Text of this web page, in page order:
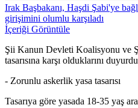
Irak Başbakanı, Haşdi Şabi'ye
girişimini olumlu karşıladı
İçeriği Görüntüle
Şii Kanun Devleti Koalisyonu ve
tasarısına karşı olduklarını
- Zorunlu askerlik yasa tasarısı
Tasarıya göre yasada 18-35 yaş